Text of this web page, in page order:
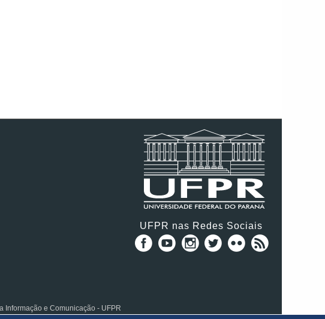
UFPR nas Redes Sociais
Informação e Comunicação - UFPR